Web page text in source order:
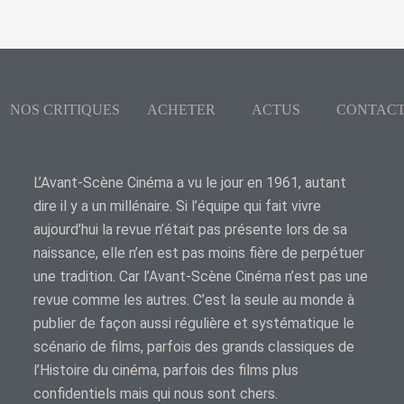
NOS CRITIQUES ACHETER ACTUS
L’Avant-Scène Cinéma a vu le jour en 1961, autant
dire il y a un millénaire. Si l’équipe qui fait vivre
aujourd’hui la revue n’était pas présente lors de sa
naissance, elle n’en est pas moins fière de perpétuer
une tradition. Car l’Avant-Scène Cinéma n’est pas une
revue comme les autres. C’est la seule au monde à
publier de façon aussi régulière et systématique le
scénario de films, parfois des grands classiques de
l’Histoire du cinéma, parfois des films plus
confidentiels mais qui nous sont chers.